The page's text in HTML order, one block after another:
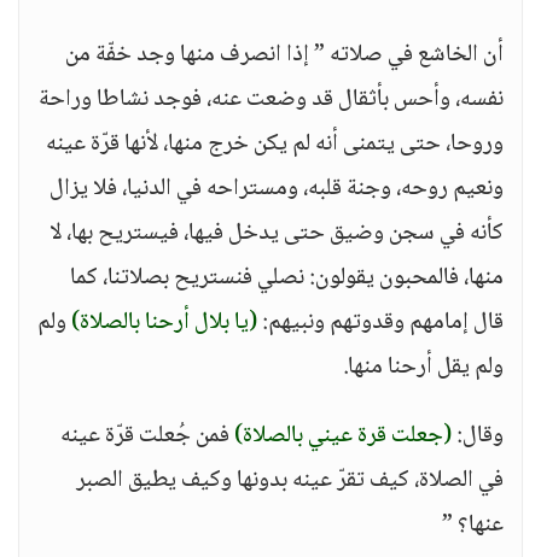
أن الخاشع في صلاته ” إذا انصرف منها وجد خفّة من
نفسه، وأحس بأثقال قد وضعت عنه، فوجد نشاطا وراحة
وروحا، حتى يتمنى أنه لم يكن خرج منها، لأنها قرّة عينه
ونعيم روحه، وجنة قلبه، ومستراحه في الدنيا، فلا يزال
كأنه في سجن وضيق حتى يدخل فيها، فيستريح بها، لا
منها، فالمحبون يقولون: نصلي فنستريح بصلاتنا، كما
قال إمامهم وقدوتهم ونبيهم:(يا بلال أرحنا بالصلاة)ولم
ولم يقل أرحنا منها.
وقال:(جعلت قرة عيني بالصلاة)فمن جُعلت قرّة عينه
في الصلاة، كيف تقرّ عينه بدونها وكيف يطيق الصبر
عنها؟ ”